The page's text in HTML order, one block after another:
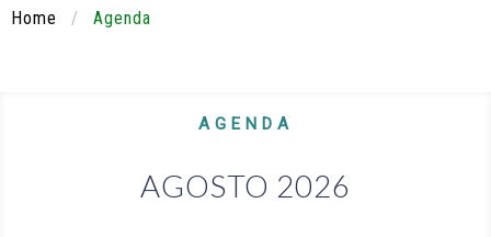
Home / Agenda
AGENDA
AGOSTO 2026